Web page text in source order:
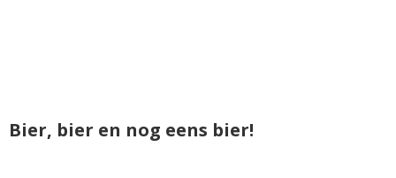
Bier, bier en nog eens bier!